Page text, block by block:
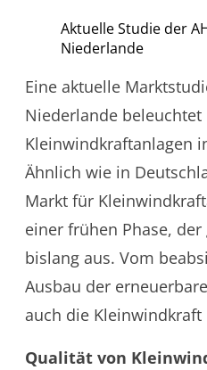
Aktuelle Studie der
Niederlande
Eine aktuelle
Niederlande
Kleinwindkraftanlagen
Ähnlich wie in
Markt für
einer frühen Phase,
bislang aus. Vom
Ausbau der
auch die
Qualität von